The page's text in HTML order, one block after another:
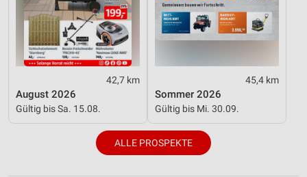
42,7 km
August 2026
Gültig bis Sa. 15.08.
45,4 km
Sommer 2026
Gültig bis Mi. 30.09.
ALLE PROSPEKTE